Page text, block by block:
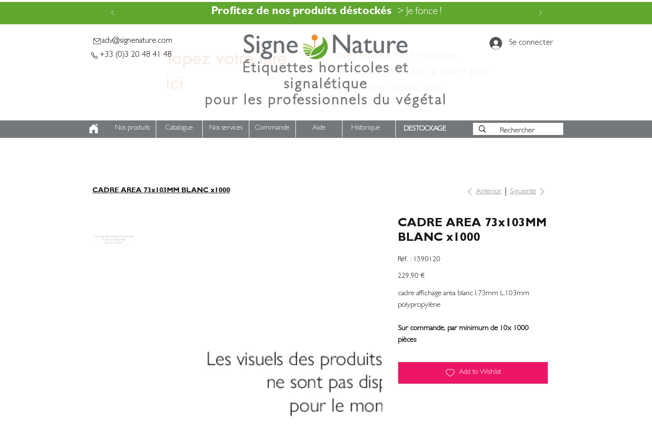
Profitez de nos produits déstockés > Je fonce !
Tapez votre titre
Faites ressortir votre message.
Cliquez sur « Modifier le texte » pour
ajouter votre contenu à ce
paragraphe.
adv@signenature.com
+33 (0)3 20 48 41 48
Se connecter
Étiquettes horticoles et
signalétique
pour les professionnels du végétal
Nos produits Catalogue Nos services Commande Aide Historique DESTOCKAGE
CADRE AREA 73x103MM BLANC x1000 Anterior Siguiente
CADRE AREA 73x103MM
BLANC x1000
Réf. :
SKU
1590120
1590120
Precio
229,90 €
cadre affichage area blanc l.73mm L.103mm
polypropylène
Sur commande, par minimum de 10x 1000
pièces
Add to Wishlist